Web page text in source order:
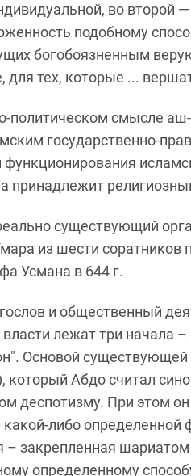
во второй
подобному
богобоязненным
для тех, которые ...
политическом смысле
государственно-
функционирования
принадлежит
существующий
из шести
Усмана в 644 г.
и общественный
лежат три начала
Основой
который Абдо считал
деспотизму. При этом
либо определенной
– закрепленная
определенному